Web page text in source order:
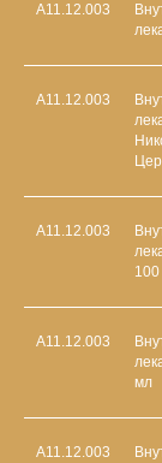
А11.12.003
А11.12.003
А11.12.003
А11.12.003
мл
А11.12.003